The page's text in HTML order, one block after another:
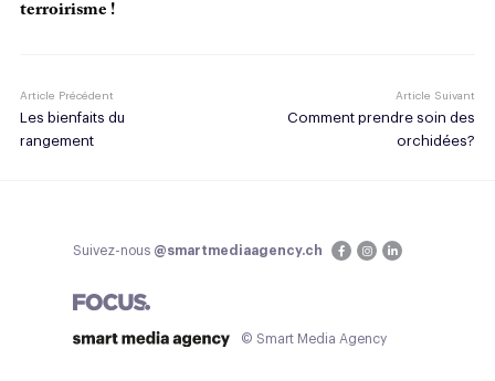
terroirisme !
Article Précédent
Les bienfaits du
rangement
Article Suivant
Comment prendre soin des
orchidées?
Suivez-nous @smartmediaagency.ch
© Smart Media Agency